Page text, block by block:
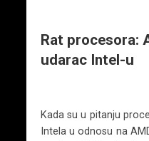
Rat procesora:
udarac Intel-u
Kada su u pitanju
Intela u odnosu na